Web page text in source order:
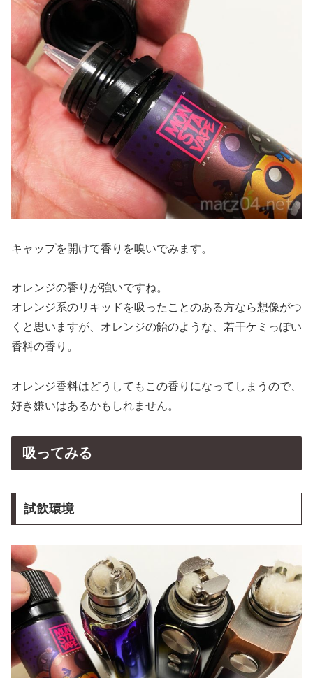
キャップを開けて香りを嗅いでみます。
オレンジの香りが強いですね。
オレンジ系のリキッドを吸ったことのある方なら想像がつ
くと思いますが、オレンジの飴のような、若干ケミっぽい
香料の香り。
オレンジ香料はどうしてもこの香りになってしまうので、
好き嫌いはあるかもしれません。
吸ってみる
試飲環境